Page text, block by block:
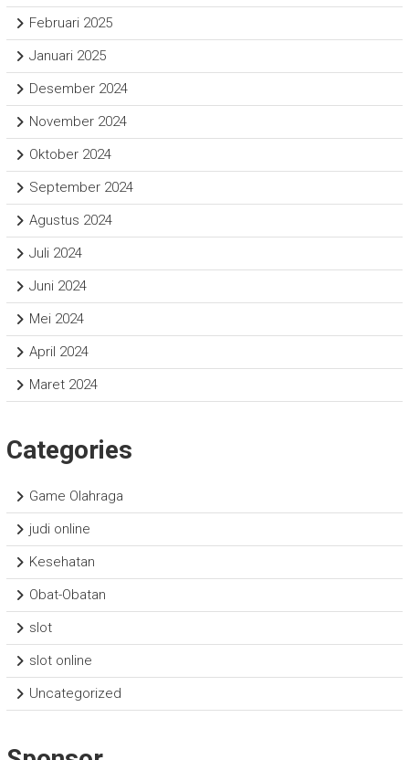
Februari 2025
Januari 2025
Desember 2024
November 2024
Oktober 2024
September 2024
Agustus 2024
Juli 2024
Juni 2024
Mei 2024
April 2024
Maret 2024
Categories
Game Olahraga
judi online
Kesehatan
Obat-Obatan
slot
slot online
Uncategorized